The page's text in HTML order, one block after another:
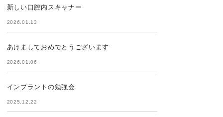
新しい口腔内スキャナー
2026.01.13
あけましておめでとうございます
2026.01.06
インプラントの勉強会
2025.12.22